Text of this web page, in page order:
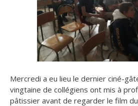
Mercredi a eu lieu le dernier ciné-
vingtaine de collégiens ont mis à
pâtissier avant de regarder le film